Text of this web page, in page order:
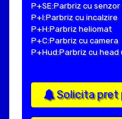
P+SE:Parbriz cu senzor
P+I:Parbriz cu incalzire
P+H:Parbriz heliomat
P+C:Parbriz cu camera
P+Hud:Parbriz cu head
Solicita pret